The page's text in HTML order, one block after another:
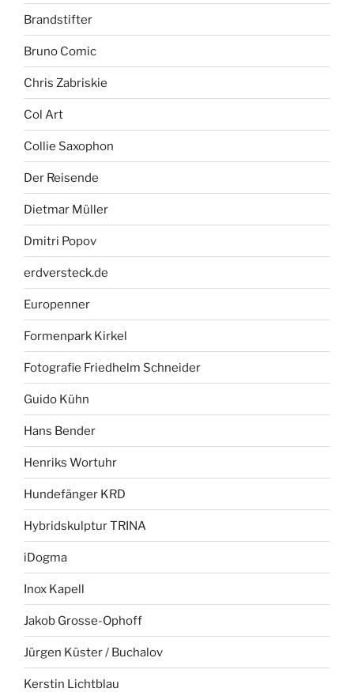
Brandstifter
Bruno Comic
Chris Zabriskie
Col Art
Collie Saxophon
Der Reisende
Dietmar Müller
Dmitri Popov
erdversteck.de
Europenner
Formenpark Kirkel
Fotografie Friedhelm Schneider
Guido Kühn
Hans Bender
Henriks Wortuhr
Hundefänger KRD
Hybridskulptur TRINA
iDogma
Inox Kapell
Jakob Grosse-Ophoff
Jürgen Küster / Buchalov
Kerstin Lichtblau